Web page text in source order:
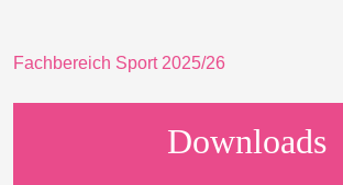
Fachbereich Sport 2025/26
Downloads